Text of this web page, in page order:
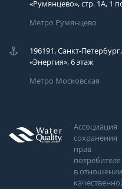
«Румянцево», стр. 1А, 1
Метро Румянцево
196191, Санкт-
«Энергия», 6 этаж
Метро Московская
Ассоциация
сохранения
прав
потребителя
в отношении